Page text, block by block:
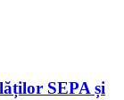
SEPA și